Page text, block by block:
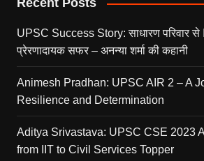
Recent Posts
UPSC Success Story: साधारण परिवार
प्रेरणादायक सफर – अनन्या शर्मा की कहानी
Animesh Pradhan: UPSC AIR 2 – A
Resilience and Determination
Aditya Srivastava: UPSC CSE 2023
from IIT to Civil Services Topper